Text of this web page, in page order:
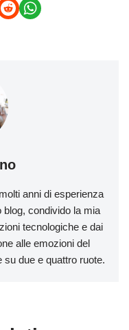
anni di esperienza
condivido la mia
tecnologiche e dai
alle emozioni del
due e quattro ruote.